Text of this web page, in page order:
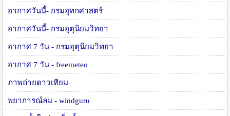
อากาศวันนี้- กรมอุทกศาสตร์
อากาศวันนี้- กรมอุตุนิยมวิทยา
อากาศ 7 วัน - กรมอุตุนิยมวิทยา
อากาศ 7 วัน - freemeteo
ภาพถ่ายดาวเทียม
พยาการณ์ลม - windguru